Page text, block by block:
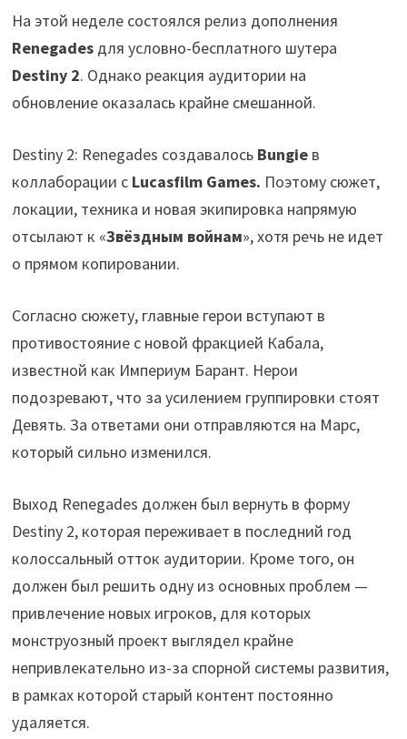
На этой неделе состоялся релиз дополнения
Renegades для условно-бесплатного шутера
Destiny 2. Однако реакция аудитории на
обновление оказалась крайне смешанной.
Destiny 2: Renegades создавалось Bungieв
коллаборации с Lucasfilm Games. Поэтому сюжет,
локации, техника и новая экипировка напрямую
отсылают к «Звёздным войнам», хотя речь не идет
о прямом копировании.
Согласно сюжету, главные герои вступают в
противостояние с новой фракцией Кабала,
известной как Империум Барант. Нерои
подозревают, что за усилением группировки стоят
Девять. За ответами они отправляются на Марс,
который сильно изменился.
Выход Renegades должен был вернуть в форму
Destiny 2, которая переживает в последний год
колоссальный отток аудитории. Кроме того, он
должен был решить одну из основных проблем —
привлечение новых игроков, для которых
монструозный проект выглядел крайне
непривлекательно из-за спорной системы развития,
в рамках которой старый контент постоянно
удаляется.